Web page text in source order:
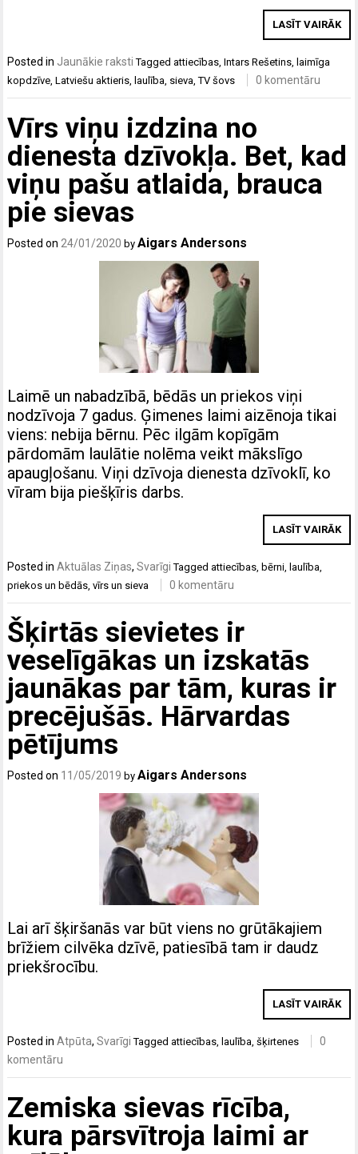
LASĪT VAIRĀK
Posted in Jaunākie raksti Taggedattiecības,Intars Rešetins, laimīga
kopdzīve,Latviešu aktieris, laulība, sieva,TV šovs 0 komentāru
Vīrs viņu izdzina no
dienesta dzīvokļa. Bet, kad
viņu pašu atlaida, brauca
pie sievas
Posted on 24/01/2020 byAigars Andersons
Laimē un nabadzībā, bēdās un priekos viņi
nodzīvoja 7 gadus. Ģimenes laimi aizēnoja tikai
viens: nebija bērnu. Pēc ilgām kopīgām
pārdomām laulātie nolēma veikt mākslīgo
apaugļošanu. Viņi dzīvoja dienesta dzīvoklī, ko
vīram bija piešķīris darbs.
LASĪT VAIRĀK
Posted inAktuālas Ziņas,Svarīgi Taggedattiecības bērni laulība
priekos un bēdās ,vīrs un sieva 0 komentāru
Šķirtās sievietes ir
veselīgākas un izskatās
jaunākas par tām, kuras ir
precējušās. Hārvardas
pētījums
Posted on 11/05/2019 byAigars Andersons
Lai arī šķiršanās var būt viens no grūtākajiem
brīžiem cilvēka dzīvē, patiesībā tam ir daudz
priekšrocību.
LASĪT VAIRĀK
Posted inAtpūta,Svarīgi Taggedattiecības, laulība,šķirtenes
0
komentāru
Zemiska sievas rīcība,
kura pārsvītroja laimi ar